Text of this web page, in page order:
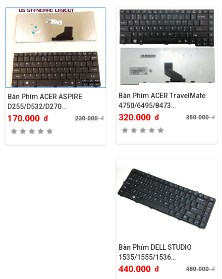
Bàn Phím ACER ASPIRE
D255/D532/D270…
170.000 đ 230.000đ
Bàn Phím ACER TravelMate
4750/6495/8473…
320.000 đ 350.000đ
Bàn Phím DELL STUDIO
1535/1555/1536…
440.000 đ 480.000đ